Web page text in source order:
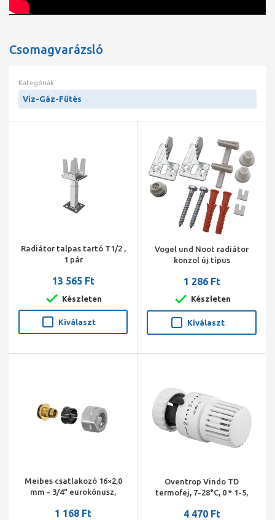
Max.üzemi hőmérséklet: 110 C
Hőteljesítmény ( 75/65/20 C esetében):939 Watt
Csomagvarázsló
Kategóriák
Víz-Gáz-Fűtés
Radiátor talpas tartó T1/2 ,
1 pár
13 565 Ft
Készleten
Kiválaszt
Vogel und Noot radiátor
konzol új típus
1 286 Ft
Készleten
Kiválaszt
Meibes csatlakozó 16×2,0
mm - 3/4" eurokónusz,
db/doboz! )
1 168 Ft
Oventrop Vindo TD
termofej, 7-28°C, 0 * 1-5,
érzékelővel, korlátozóval,
4 470 Ft